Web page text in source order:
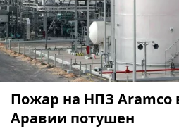
Пожар на НПЗ Aramco
Аравии потушен